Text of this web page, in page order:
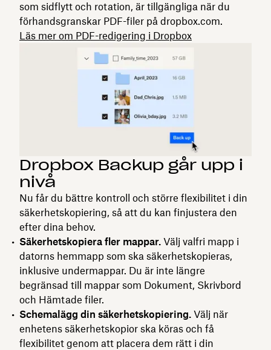
som sidflytt och rotation, är tillgängliga när du
förhandsgranskar PDF-filer på dropbox.com.
Läs mer om PDF-redigering i Dropbox
Dropbox Backup går upp i
nivå
Nu får du bättre kontroll och större flexibilitet i din
säkerhetskopiering, så att du kan finjustera den
efter dina behov.
Säkerhetskopiera fler mappar. Välj valfri mapp i
datorns hemmapp som ska säkerhetskopieras,
inklusive undermappar. Du är inte längre
begränsad till mappar som Dokument, Skrivbord
och Hämtade filer.
Schemalägg din säkerhetskopiering. Välj när
enhetens säkerhetskopior ska köras och få
flexibilitet genom att placera dem rätt i din